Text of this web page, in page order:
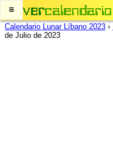
≡
Calendario Lunar Líbano 2023 ›
de Julio de 2023